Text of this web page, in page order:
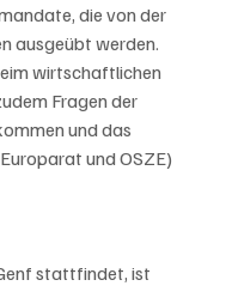
die von der
ausgeübt werden.
wirtschaftlichen
Fragen der
und das
und OSZE)
stattfindet, ist